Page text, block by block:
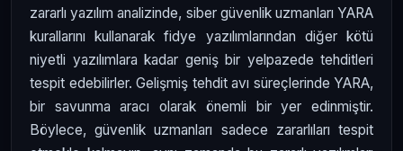
zararlı yazılım analizinde, siber güvenlik uzmanları YARA
kurallarını kullanarak fidye yazılımlarından diğer kötü
niyetli yazılımlara kadar geniş bir yelpazede tehditleri
tespit edebilirler. Gelişmiş tehdit avı süreçlerinde YARA,
bir savunma aracı olarak önemli bir yer edinmiştir.
Böylece, güvenlik uzmanları sadece zararlıları tespit